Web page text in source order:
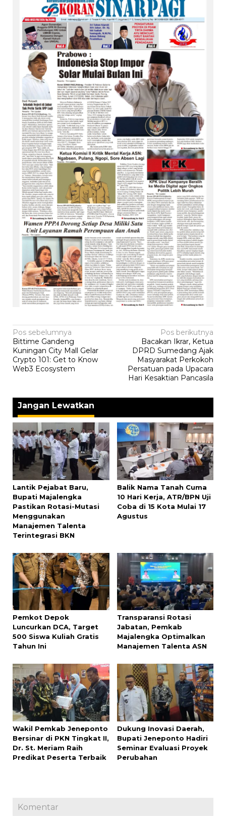
Navigasi
pos
Pos sebelumnya
Bittime Gandeng
Kuningan City Mall Gelar
Crypto 101: Get to Know
Web3 Ecosystem
Pos berikutnya
‎Bacakan Ikrar, Ketua
DPRD Sumedang Ajak
Masyarakat Perkokoh
Persatuan pada Upacara
Hari Kesaktian Pancasila
Jangan Lewatkan
Lantik Pejabat Baru,
Bupati Majalengka
Pastikan Rotasi-Mutasi
Menggunakan
Manajemen Talenta
Terintegrasi BKN
Balik Nama Tanah Cuma
10 Hari Kerja, ATR/BPN Uji
Coba di 15 Kota Mulai 17
Agustus
Pemkot Depok
Luncurkan DCA, Target
500 Siswa Kuliah Gratis
Tahun Ini
Transparansi Rotasi
Jabatan, Pemkab
Majalengka Optimalkan
Manajemen Talenta ASN
Wakil Pemkab Jeneponto
Bersinar di PKN Tingkat II,
Dr. St. Meriam Raih
Predikat Peserta Terbaik
Dukung Inovasi Daerah,
Bupati Jeneponto Hadiri
Seminar Evaluasi Proyek
Perubahan
Komentar